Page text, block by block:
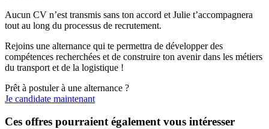
Aucun CV n’est transmis sans ton accord et Julie t’accompagnera
tout au long du processus de recrutement.
Rejoins une alternance qui te permettra de développer des
compétences recherchées et de construire ton avenir dans les métiers
du transport et de la logistique !
Prêt à postuler à une alternance ?
Je candidate maintenant
Ces offres pourraient également vous intéresser